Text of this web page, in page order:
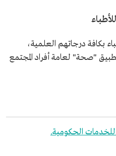
بكافة درجاتهم العلمية،
"صحة" لعامة أفراد المجتمع
للخدمات الحكومية.